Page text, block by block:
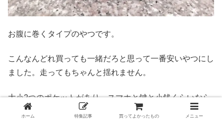
お腹に巻くタイプのやつです。
こんなんどれ買っても一緒だろと思って一番安いやつにし
ました。走ってもちゃんと揺れません。
大小2つのポケットがあり、スマホと鍵と小銭くらいなら
入ります。
ホーム 特集記事 買ってよかったもの メニュー